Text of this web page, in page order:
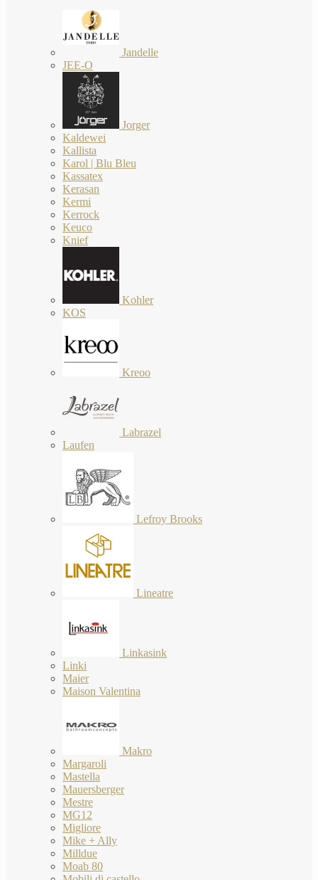
Jandelle
JEE-O
Jorger
Kaldewei
Kallista
Karol | Blu Bleu
Kassatex
Kerasan
Kermi
Kerrock
Keuco
Knief
Kohler
KOS
Kreoo
Labrazel
Laufen
Lefroy Brooks
Lineatre
Linkasink
Linki
Maier
Maison Valentina
Makro
Margaroli
Mastella
Mauersberger
Mestre
MG12
Migliore
Mike + Ally
Milldue
Moab 80